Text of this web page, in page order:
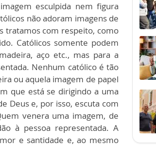
esculpida nem figura
não adoram imagens de
tratamos com respeito, como
Católicos somente podem
aço etc., mas para a
Nenhum católico é tão
ou aquela imagem de papel
que está se dirigindo a uma
Deus e, por isso, escuta com
venera uma imagem, de
à pessoa representada. A
e santidade e, ao mesmo